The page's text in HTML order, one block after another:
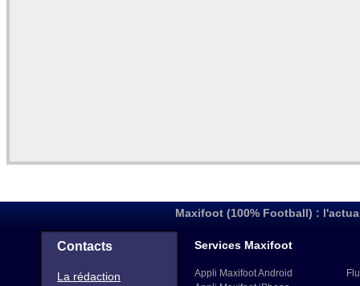
Maxifoot (100% Football) :
Contacts
La rédaction
Services Maxifoot
Appli Maxifoot Android